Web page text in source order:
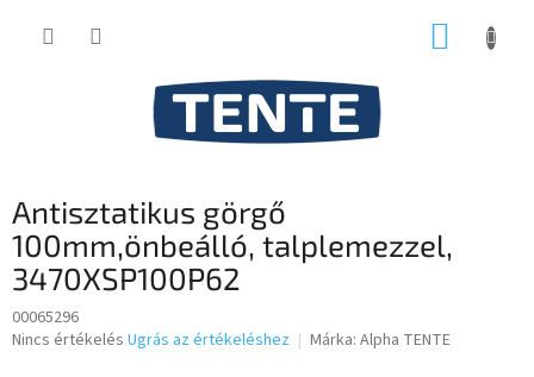
KOSÁR
Antisztatikus görgő
100mm,önbeálló, talplemezzel,
3470XSP100P62
00065296
A
Nincs értékelés Ugrás az értékeléshez Márka: Alpha TENTE